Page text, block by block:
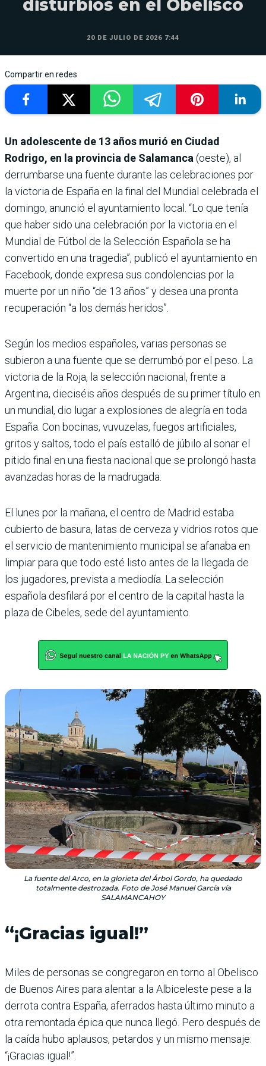
disturbios en el Obelisco
20 DE JULIO DE 2026 7:44
Compartir en redes
Un adolescente de 13 años murió en Ciudad
Rodrigo, en la provincia de Salamanca (oeste), al
derrumbarse una fuente durante las celebraciones por
la victoria de España en la final del Mundial celebrada el
domingo, anunció el ayuntamiento local. “Lo que tenía
que haber sido una celebración por la victoria en el
Mundial de Fútbol de la Selección Española se ha
convertido en una tragedia”, publicó el ayuntamiento en
Facebook, donde expresa sus condolencias por la
muerte por un niño “de 13 años” y desea una pronta
recuperación “a los demás heridos”.
Según los medios españoles, varias personas se
subieron a una fuente que se derrumbó por el peso. La
victoria de la Roja, la selección nacional, frente a
Argentina, dieciséis años después de su primer título en
un mundial, dio lugar a explosiones de alegría en toda
España. Con bocinas, vuvuzelas, fuegos artificiales,
gritos y saltos, todo el país estalló de júbilo al sonar el
pitido final en una fiesta nacional que se prolongó hasta
avanzadas horas de la madrugada.
El lunes por la mañana, el centro de Madrid estaba
cubierto de basura, latas de cerveza y vidrios rotos que
el servicio de mantenimiento municipal se afanaba en
limpiar para que todo esté listo antes de la llegada de
los jugadores, prevista a mediodía. La selección
española desfilará por el centro de la capital hasta la
plaza de Cibeles, sede del ayuntamiento.
La fuente del Arco, en la glorieta del Árbol Gordo, ha quedado
totalmente destrozada. Foto de José Manuel García vía
SALAMANCAHOY
“¡Gracias igual!”
Miles de personas se congregaron en torno al Obelisco
de Buenos Aires para alentar a la Albiceleste pese a la
derrota contra España, aferrados hasta último minuto a
otra remontada épica que nunca llegó. Pero después de
la caída hubo aplausos, petardos y un mismo mensaje:
“¡Gracias igual!”.